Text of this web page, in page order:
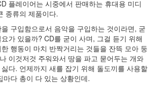
플레이어는 시중에서 판매하는 휴대용 미디
종류의 제품이다.
구입함으로서 음악을 구입하는 것이라면, 굳
가 있을까? CD를 굳이 사며, 그걸 듣기 위해
행동이 마치 반짝거리는 것들을 잔뜩 모아 둥
이것저것 주워와서 땅을 파고 묻어두는 개와
다. 언제까지 새를 잡기 위해 돌도끼를 사용할
마다 총이 다 있는 상황인데.